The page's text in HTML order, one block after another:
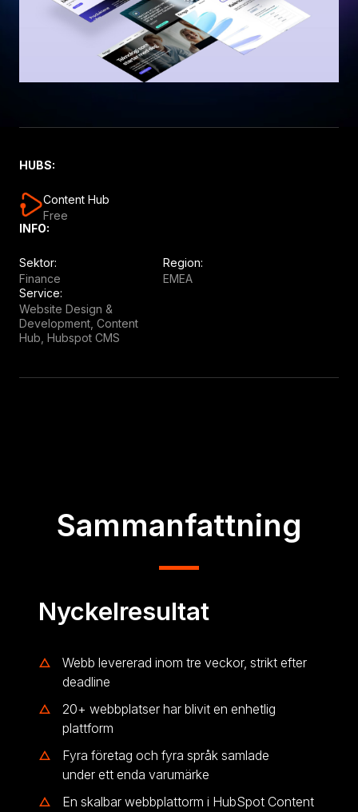
HUBS:
Content Hub
Free
INFO:
Sektor:
Finance
Region:
EMEA
Service:
Website Design &
Development, Content
Hub, Hubspot CMS
Sammanfattning
Nyckelresultat
Webb levererad inom tre veckor, strikt efter
deadline
20+ webbplatser har blivit en enhetlig
plattform
Fyra företag och fyra språk samlade
under ett enda varumärke
En skalbar webbplattorm i HubSpot Content